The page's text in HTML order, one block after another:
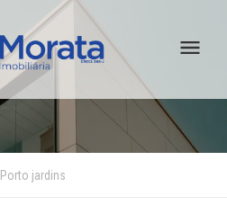
Porto jardins